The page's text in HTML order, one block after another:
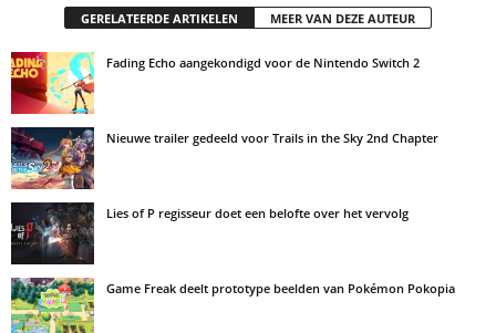
GERELATEERDE ARTIKELEN MEER VAN DEZE AUTEUR
Fading Echo aangekondigd voor de Nintendo Switch 2
Nieuwe trailer gedeeld voor Trails in the Sky 2nd Chapter
Lies of P regisseur doet een belofte over het vervolg
Game Freak deelt prototype beelden van Pokémon Pokopia